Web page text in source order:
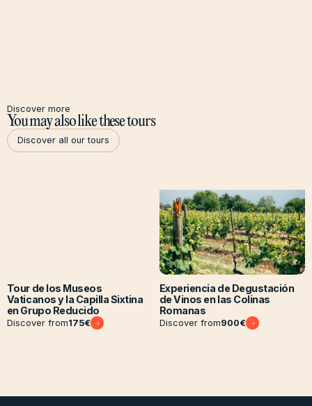
Discover more
You may also like these tours
Discover all our tours
Discover all our tours
Tour de los Museos
Vaticanos y la Capilla Sixtina
en Grupo Reducido
Discover from175€
Experiencia de Degustación
de Vinos en las Colinas
Romanas
Discover from900€